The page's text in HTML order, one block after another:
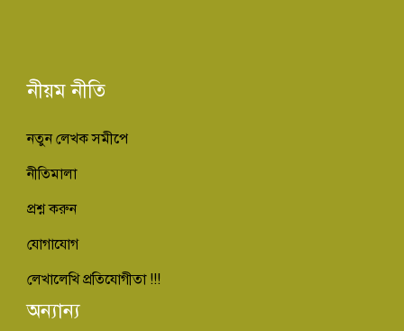
নীয়ম নীতি
নতুন লেখক সমীপে
নীতিমালা
প্রশ্ন করুন
যোগাযোগ
লেখালেখি প্রতিযোগীতা !!!
অন্যান্য